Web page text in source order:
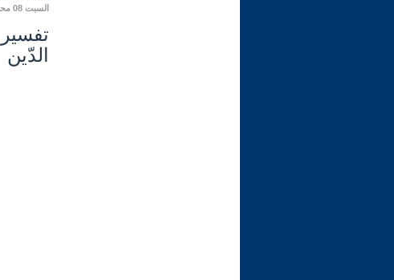
السبت 08 محرم 1444 هـ الموافق لـ: 06 أوت 2022 16:59
الدّين